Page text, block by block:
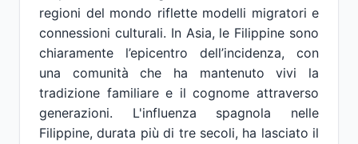
regioni del mondo riflette modelli migratori e
connessioni culturali. In Asia, le Filippine sono
chiaramente l’epicentro dell’incidenza, con
una comunità che ha mantenuto vivi la
tradizione familiare e il cognome attraverso
generazioni. L'influenza spagnola nelle
Filippine, durata più di tre secoli, ha lasciato il